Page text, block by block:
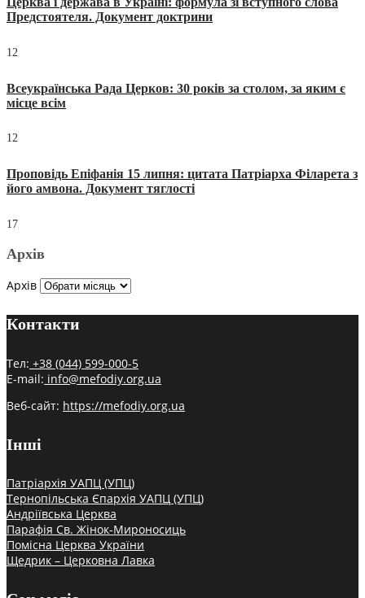
Предстоятеля. Документ доктрини
12
Всеукраїнська Рада Церков: 30 років за столом, за яким є
місце всім
12
Проповідь Епіфанія 15 липня: цитата Патріарха Філарета з
його амвона. Документ тяглості
17
Архів
Архів
Контакти
Тел: +38 (044) 599-000-5
E-mail: info@mefodiy.org.ua
Веб-сайт: https://mefodiy.org.ua
Інші
Патріархія УАПЦ (УПЦ)
Тернопільська Єпархія УАПЦ (УПЦ)
Андріївська Церква
Парафія Св. Жінок-Мироносиць
Помісна Церква України
Щедрик – Церковна Лавка